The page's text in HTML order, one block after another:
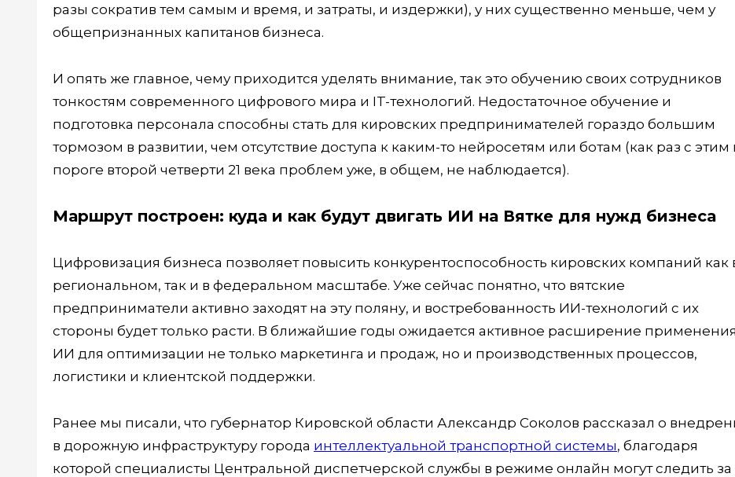
разы сократив тем самым и время, и затраты, и издержки), у них существенно меньше, чем у
общепризнанных капитанов бизнеса.
И опять же главное, чему приходится уделять внимание, так это обучению своих сотрудников
тонкостям современного цифрового мира и IT-технологий. Недостаточное обучение и
подготовка персонала способны стать для кировских предпринимателей гораздо большим
тормозом в развитии, чем отсутствие доступа к каким-то нейросетям или ботам (как раз с этим
пороге второй четверти 21 века проблем уже, в общем, не наблюдается).
Маршрут построен: куда и как будут двигать ИИ на Вятке для нужд бизнеса
Цифровизация бизнеса позволяет повысить конкурентоспособность кировских компаний как
региональном, так и в федеральном масштабе. Уже сейчас понятно, что вятские
предприниматели активно заходят на эту поляну, и востребованность ИИ-технологий с их
стороны будет только расти. В ближайшие годы ожидается активное расширение применения
ИИ для оптимизации не только маркетинга и продаж, но и производственных процессов,
логистики и клиентской поддержки.
Ранее мы писали, что губернатор Кировской области Александр Соколов рассказал о
в дорожную инфраструктуру города интеллектуальной транспортной системы, благодаря
которой специалисты Центральной диспетчерской службы в режиме онлайн могут следить за